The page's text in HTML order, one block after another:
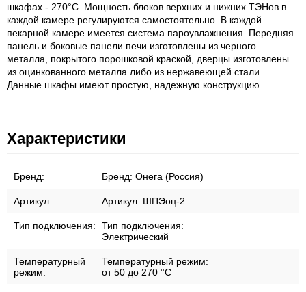
шкафах - 270°C. Мощность блоков верхних и нижних ТЭНов в
каждой камере регулируются самостоятельно. В каждой
пекарной камере имеется система пароувлажнения. Передняя
панель и боковые панели печи изготовлены из черного
металла, покрытого порошковой краской, дверцы изготовлены
из оцинкованного металла либо из нержавеющей стали.
Данные шкафы имеют простую, надежную конструкцию.
Характеристики
Бренд: Бренд: Онега (Россия)
Артикул: Артикул: ШПЭоц-2
Тип подключения:
Тип подключения:
Электрический
Температурный
режим:
Температурный режим:
от 50 до 270 °С